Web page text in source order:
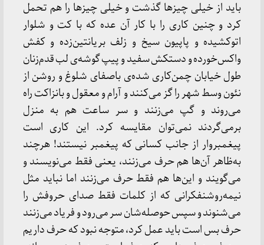
باید از خیلی چیزها گذشت و خیلی چیزها را هم تحمل
کرد و چنین کاری را با کار آن عده که با کت و شلوار
اتوکشیده و پاپیون سیخ و زلف بریانتین‌زده و کفش
واکس‌خورده و دستکش سفید و پیپ گوشه‌ی لب قدم‌زنان
طول خیابان چمن‌کاری شده‌ی باصفای شلوغ و روشن از
نئون وسط شهر را گز می‌کنند و آرام و معقول و بانزاکت راه
می‌روند و گپ می‌زنند و سر ساعت هم به منزل
برمی‌گردند نمی‌توان مقایسه کرد. این کاری است
پیغمبروار از جانب کسانی که پیغمبر نیستند! هرچند
به‌ظاهر آن‌ها هم حرف می‌زنند، یعنی فقط می‌نویسند و
می‌گویند و این‌ها هم فقط حرف می‌زنند اما نباید مثل
نیمه‌روشنفکرانی که از کلمات فقط صدای حروفش را
می‌شنوند و سپس حوصله‌شان سر می‌رود و فریاد می‌زنند
حرف بس است باید عمل کرد، متوجه نبود که حرف داریم